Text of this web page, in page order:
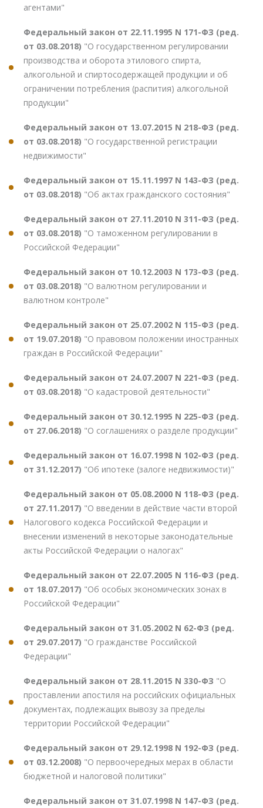
агентами"
Федеральный закон от 22.11.1995 N 171-ФЗ (ред.
от 03.08.2018) "О государственном регулировании
производства и оборота этилового спирта,
алкогольной и спиртосодержащей продукции и об
ограничении потребления (распития) алкогольной
продукции"
Федеральный закон от 13.07.2015 N 218-ФЗ (ред.
от 03.08.2018) "О государственной регистрации
недвижимости"
Федеральный закон от 15.11.1997 N 143-ФЗ (ред.
от 03.08.2018) "Об актах гражданского состояния"
Федеральный закон от 27.11.2010 N 311-ФЗ (ред.
от 03.08.2018) "О таможенном регулировании в
Российской Федерации"
Федеральный закон от 10.12.2003 N 173-ФЗ (ред.
от 03.08.2018) "О валютном регулировании и
валютном контроле"
Федеральный закон от 25.07.2002 N 115-ФЗ (ред.
от 19.07.2018) "О правовом положении иностранных
граждан в Российской Федерации"
Федеральный закон от 24.07.2007 N 221-ФЗ (ред.
от 03.08.2018) "О кадастровой деятельности"
Федеральный закон от 30.12.1995 N 225-ФЗ (ред.
от 27.06.2018) "О соглашениях о разделе продукции"
Федеральный закон от 16.07.1998 N 102-ФЗ (ред.
от 31.12.2017) "Об ипотеке (залоге недвижимости)"
Федеральный закон от 05.08.2000 N 118-ФЗ (ред.
от 27.11.2017) "О введении в действие части второй
Налогового кодекса Российской Федерации и
внесении изменений в некоторые законодательные
акты Российской Федерации о налогах"
Федеральный закон от 22.07.2005 N 116-ФЗ (ред.
от 18.07.2017) "Об особых экономических зонах в
Российской Федерации"
Федеральный закон от 31.05.2002 N 62-ФЗ (ред.
от 29.07.2017) "О гражданстве Российской
Федерации"
Федеральный закон от 28.11.2015 N 330-ФЗ "О
проставлении апостиля на российских официальных
документах, подлежащих вывозу за пределы
территории Российской Федерации"
Федеральный закон от 29.12.1998 N 192-ФЗ (ред.
от 03.12.2008) "О первоочередных мерах в области
бюджетной и налоговой политики"
Федеральный закон от 31.07.1998 N 147-ФЗ (ред.